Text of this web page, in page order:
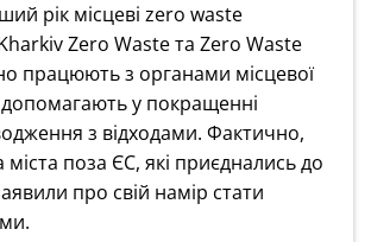
рік місцеві zero waste
Zero Waste та Zero Waste
працюють з органами місцевої
у покращенні
з відходами. Фактично,
поза ЄС, які приєднались до
про свій намір стати